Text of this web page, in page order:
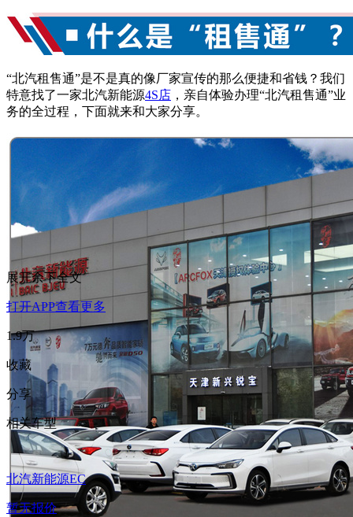
“北汽租售通”是不是真的像厂家宣传的那么便捷和省钱？我们
特意找了一家北汽新能源4S店 ，亲自体验办理“北汽租售通”业
务的全过程，下面就来和大家分享。
展开余下全文
打开APP查看更多
1.9万
收藏
分享
相关车型
北汽新能源EC
暂无报价